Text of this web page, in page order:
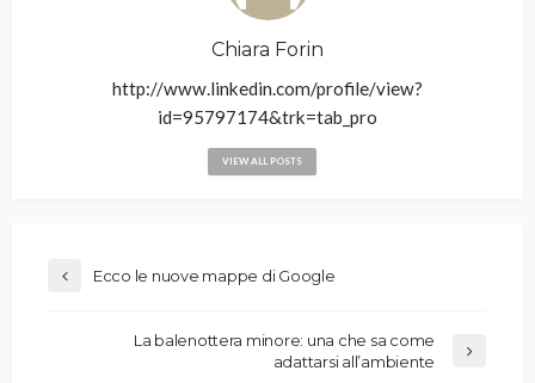
Chiara Forin
http://www.linkedin.com/profile/view?
id=95797174&trk=tab_pro
VIEW ALL POSTS
Ecco le nuove mappe di Google
La balenottera minore: una che sa come
adattarsi all’ambiente